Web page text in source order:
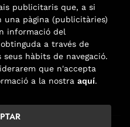
publicitaris que, a si
una pàgina (publicitàries)
informació del
a través de
hàbits de navegació.
que n'accepta
a la nostra aquí.